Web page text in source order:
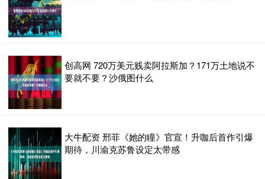
创高网 720万美元贱卖阿拉斯加？171万土地说不
要就不要？沙俄图什么
大牛配资 邢菲《她的瞳》官宣！升咖后首作引爆
期待，川渝克苏鲁设定太带感